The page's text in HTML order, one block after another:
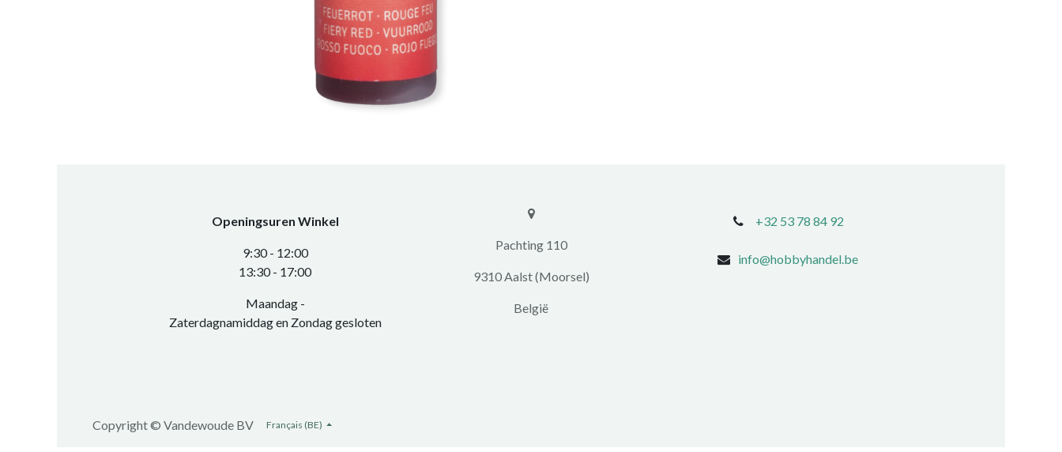
Openingsuren Winkel
​9:30 - 12:00
​13:30 - 17:00​
Maandag -
Zaterdagnamiddag en Zondag gesloten
+32 53 78 84 92
info@hobbyhandel.be
​​Pachting 110
9310 Aalst (Moorsel)
​België
Copyright © Vandewoude BV Français (BE)